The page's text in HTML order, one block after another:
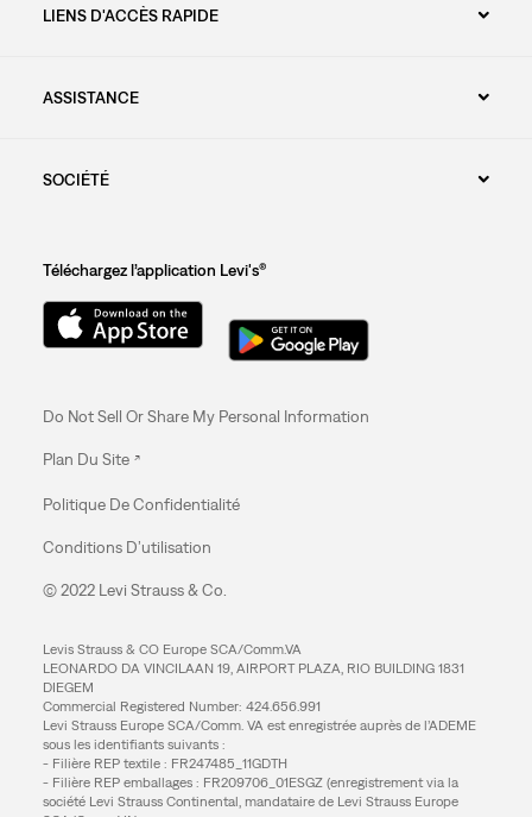
LIENS D'ACCÈS RAPIDE
ASSISTANCE
SOCIÉTÉ
Téléchargez l’application Levi's®
Do Not Sell Or Share My Personal Information
Plan Du Site
Politique De Confidentialité
Conditions D’utilisation
© 2022 Levi Strauss & Co.
Levis Strauss & CO Europe SCA/Comm.VA
LEONARDO DA VINCILAAN 19, AIRPORT PLAZA, RIO BUILDING 1831
DIEGEM
Commercial Registered Number: 424.656.991
Levi Strauss Europe SCA/Comm. VA est enregistrée auprès de l’ADEME
sous les identifiants suivants :
- Filière REP textile : FR247485_11GDTH
- Filière REP emballages : FR209706_01ESGZ (enregistrement via la
société Levi Strauss Continental, mandataire de Levi Strauss Europe